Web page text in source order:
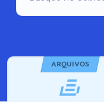
ARQUIVOS